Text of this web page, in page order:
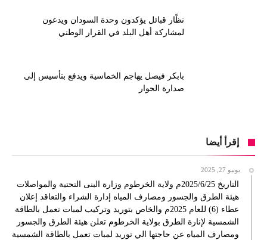
نظّار قبائل يؤكدون وحدة السودان ويدعون
لمشاركة أهل البلد في القرار الوطني
بابكر فيصل يهاجم الخماسية ويدفع بتأسيس إلى
صدارة الحوار
إقرأ أيضا
يونيو 27, 2025
التاريخ 2025/6/25م ولاية الخرطوم وزارة البنى التحتية والمواصلات
هيئة الطرق والجسور ومصارف المياه إدارة الشراء والتعاقد إعلان
عطاء (6) للعام 2025م والخاص بتوريد وتركيب لمبات تعمل بالطاقة
الشمسية لإنارة الطرق بولاية الخرطوم تعلن هيئة الطرق والجسور
ومصارف المياه عن حاجتها الي توريد لمبات تعمل بالطاقة الشمسية